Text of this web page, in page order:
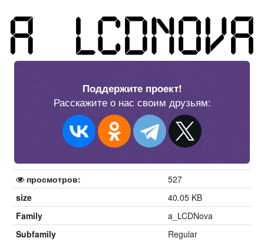
Поддержите проект!
Расскажите о нас своим друзьям:
просмотров:
527
size
40.05 KB
Family
a_LCDNova
Subfamily
Regular